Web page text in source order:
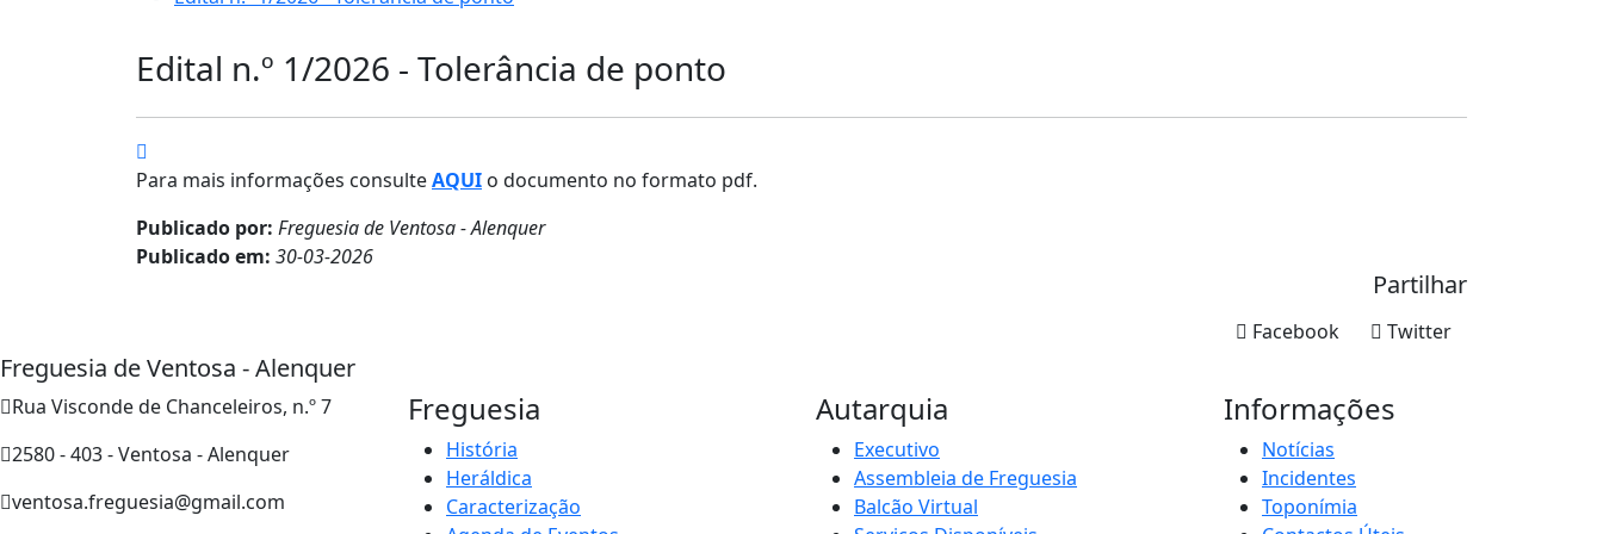
Edital n.º 1/2026 - Tolerância de ponto
Para mais informações consulteAQUI o documento no formato pdf.
Publicado por: Freguesia de Ventosa - Alenquer
Publicado em: 30-03-2026
Partilhar
Twitter
Facebook
Freguesia de Ventosa - Alenquer
Rua Visconde de Chanceleiros, n.º 7
2580 - 403 - Ventosa - Alenquer
ventosa.freguesia@gmail.com
Freguesia
História
Heráldica
Caracterização
Autarquia
Executivo
Assembleia de Freguesia
Balcão Virtual
Informações
Notícias
Incidentes
Toponímia